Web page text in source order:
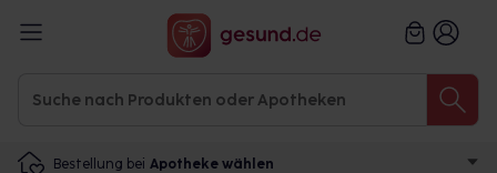
Bestellung bei Apotheke wählen